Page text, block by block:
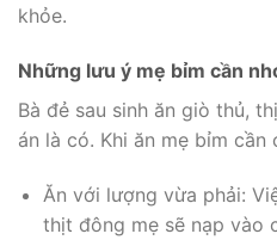
khỏe.
Những lưu ý mẹ bỉm cần
Bà đẻ sau sinh ăn giò thủ,
án là có. Khi ăn mẹ bỉm
Ăn với lượng vừa phải:
thịt đông mẹ sẽ nạp vào